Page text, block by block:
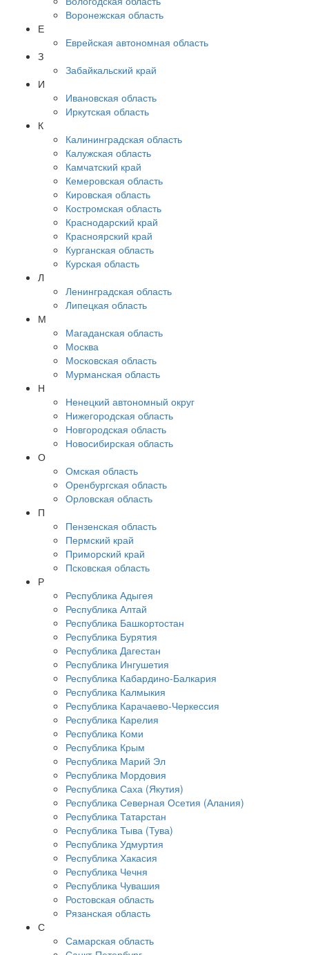
Воронежская область
Е
Еврейская автономная область
З
Забайкальский край
И
Ивановская область
Иркутская область
К
Калининградская область
Калужская область
Камчатский край
Кемеровская область
Кировская область
Костромская область
Краснодарский край
Красноярский край
Курганская область
Курская область
Л
Ленинградская область
Липецкая область
М
Магаданская область
Москва
Московская область
Мурманская область
Н
Ненецкий автономный округ
Нижегородская область
Новгородская область
Новосибирская область
О
Омская область
Оренбургская область
Орловская область
П
Пензенская область
Пермский край
Приморский край
Псковская область
Р
Республика Адыгея
Республика Алтай
Республика Башкортостан
Республика Бурятия
Республика Дагестан
Республика Ингушетия
Республика Кабардино-Балкария
Республика Калмыкия
Республика Карачаево-Черкессия
Республика Карелия
Республика Коми
Республика Крым
Республика Марий Эл
Республика Мордовия
Республика Саха (Якутия)
Республика Северная Осетия (Алания)
Республика Татарстан
Республика Тыва (Тува)
Республика Удмуртия
Республика Хакасия
Республика Чечня
Республика Чувашия
Ростовская область
Рязанская область
С
Самарская область